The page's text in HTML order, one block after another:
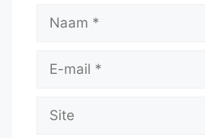
Naam
Site